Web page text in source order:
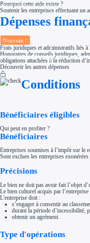
Pourquoi cette aide existe ?
Soutenir les entreprises effectuant un
Dépenses
Nouveau !
Frais juridiques et administratifs liés à
Honoraires de conseils juridiques,
obligations attachées à la réduction
Découvrir les autres dépenses
Conditions
Bénéficiaires éligibles
Qui peut en profiter ?
Bénéficiaires
Entreprises soumises à l’impôt sur le
Sont exclues les entreprises
Précisions
Le bien ne doit pas avoir fait l’objet
Le bien culturel acquis par
L'entreprise doit :
s’engager à consentir au
durant la période d’incessibilité,
obtenir un agrément.
Type d'opérations